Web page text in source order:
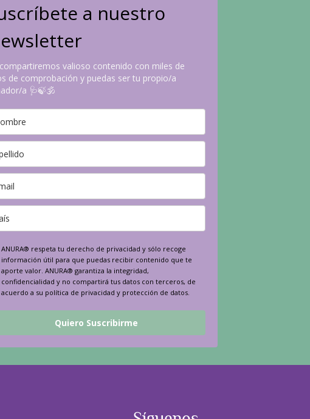
a nuestro
valioso contenido con miles de
de comprobación y puedas ser tu propio/a
a 🩺🍃🕉
ANURA® respeta tu derecho de privacidad y sólo recoge
información útil para que puedas recibir contenido que te
aporte valor. ANURA® garantiza la integridad,
confidencialidad y no compartirá tus datos con terceros, de
acuerdo a su política de privacidad y protección de datos.
Quiero Suscribirme